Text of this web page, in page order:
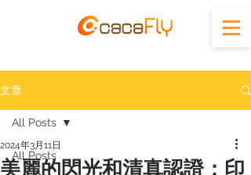
文章
All Posts
All Posts
美麗的閃光和清真認證：印
2024年3月11日